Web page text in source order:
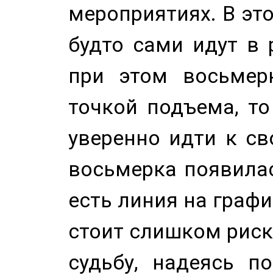
мероприятиях. В
будто сами идут в
при этом
точкой подъема,
уверенно идти к
восьмерка
есть линия на
стоит слишком
судьбу, надеясь